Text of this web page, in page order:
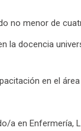
no menor de
la docencia
en el
a en Enfermería,